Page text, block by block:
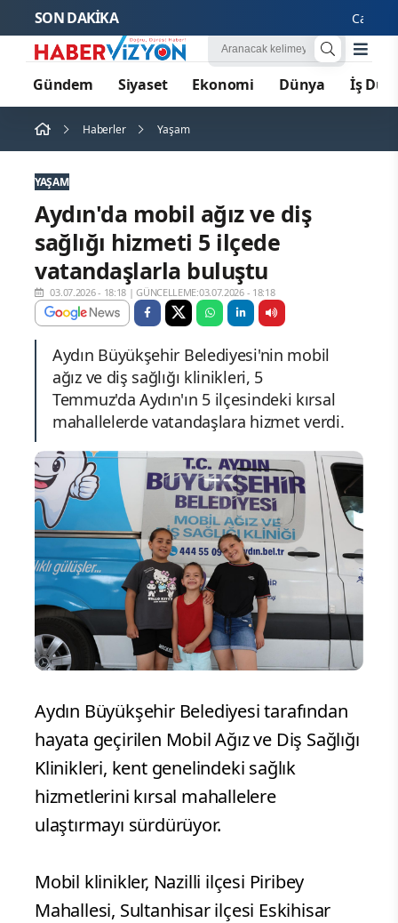
SON DAKİKA
Gündem Siyaset Ekonomi Dünya İş
Haberler Yaşam
YAŞAM
Aydın'da mobil ağız ve diş
sağlığı hizmeti 5 ilçede
vatandaşlarla buluştu
03.07.2026 - 18:18 |GÜNCELLEME:03.07.2026 - 18:18
Aydın Büyükşehir Belediyesi'nin mobil
ağız ve diş sağlığı klinikleri, 5
Temmuz'da Aydın'ın 5 ilçesindeki kırsal
mahallelerde vatandaşlara hizmet verdi.
Aydın Büyükşehir Belediyesi tarafından
hayata geçirilen Mobil Ağız ve Diş Sağlığı
Klinikleri, kent genelindeki sağlık
hizmetlerini kırsal mahallelere
ulaştırmayı sürdürüyor.
Mobil klinikler, Nazilli ilçesi Piribey
Mahallesi, Sultanhisar ilçesi Eskihisar